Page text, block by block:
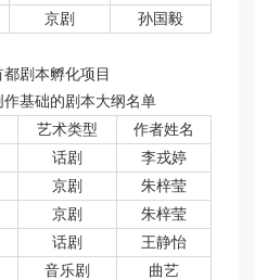
京剧 孙国毅
剧本孵化项目
基础的剧本大纲名单
艺术类型
作者姓名
话剧
李戎婷
京剧
朱梓莹
京剧
朱梓莹
话剧
王静怡
音乐剧
曲艺